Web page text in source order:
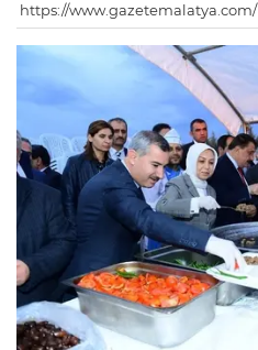
https://www.gazetemalatya.com/